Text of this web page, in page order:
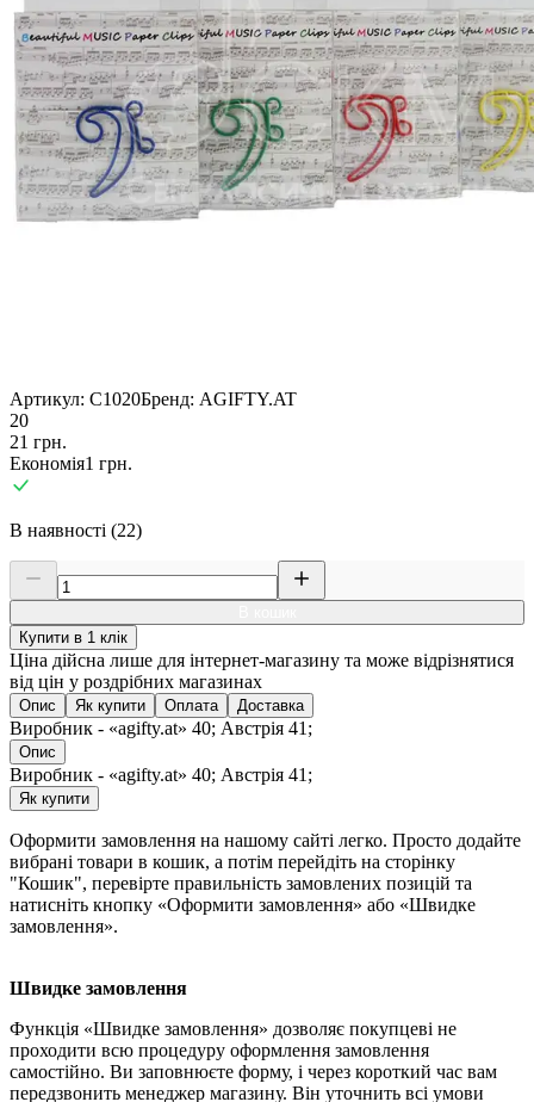
Артикул: C1020Бренд: AGIFTY.AT
20
21 грн.
Економія1 грн.
В наявності (22)
Купити в 1 клік
Ціна дійсна лише для інтернет-магазину та може відрізнятися
від цін у роздрібних магазинах
Опис Як купити Оплата Доставка
Виробник - «agifty.at» 40; Австрія 41;
Опис
Виробник - «agifty.at» 40; Австрія 41;
Як купити
Оформити замовлення на нашому сайті легко. Просто додайте
вибрані товари в кошик, а потім перейдіть на сторінку
"Кошик", перевірте правильність замовлених позицій та
натисніть кнопку «Оформити замовлення» або «Швидке
замовлення».
Швидке замовлення
Функція «Швидке замовлення» дозволяє покупцеві не
проходити всю процедуру оформлення замовлення
самостійно. Ви заповнюєте форму, і через короткий час вам
передзвонить менеджер магазину. Він уточнить всі умови